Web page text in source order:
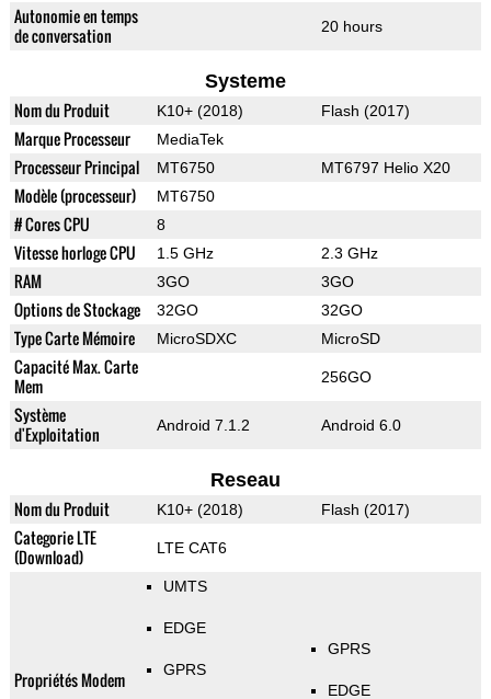
Autonomie en temps
de conversation
20 hours
Systeme
Nom du Produit K10+ (2018) Flash (2017)
Marque Processeur MediaTek
Processeur Principal MT6750 MT6797 Helio X20
Modèle (processeur) MT6750
# Cores CPU 8
Vitesse horloge CPU 1.5 GHz 2.3 GHz
RAM 3GO 3GO
Options de Stockage 32GO 32GO
Type Carte Mémoire MicroSDXC MicroSD
Capacité Max. Carte
Mem
256GO
Système
d'Exploitation
Android 7.1.2 Android 6.0
Reseau
Nom du Produit K10+ (2018) Flash (2017)
Categorie LTE
(Download)
LTE CAT6
Propriétés Modem
UMTS
EDGE
GPRS
GPRS
EDGE